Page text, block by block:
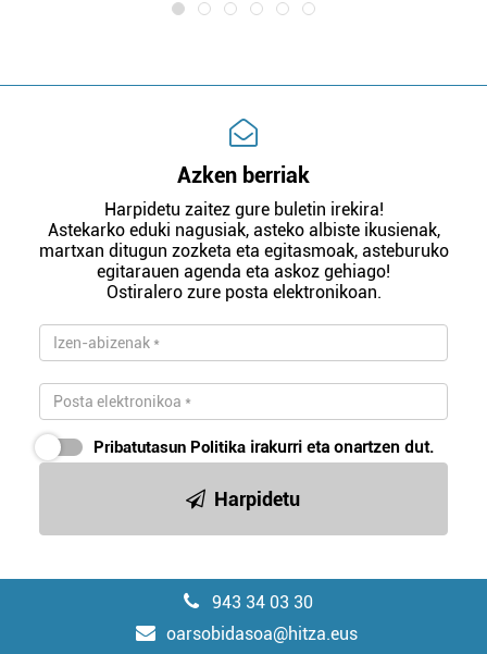
Azken berriak
Harpidetu zaitez gure buletin irekira!
Astekarko eduki nagusiak, asteko albiste ikusienak,
martxan ditugun zozketa eta egitasmoak, asteburuko
egitarauen agenda eta askoz gehiago!
Ostiralero zure posta elektronikoan.
Pribatutasun Politika irakurri eta onartzen dut.
Harpidetu
943 34 03 30
oarsobidasoa@hitza.eus